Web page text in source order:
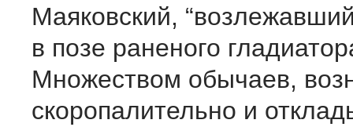
Маяковский,
в позе раненого
Множеством обычаев,
скоропалительно и